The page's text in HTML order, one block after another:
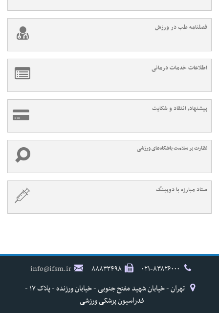
فصلنامه طب در ورزش
اطلاعات خدمات درمانی
پیشنهاد، انتقاد و شکایت
نظارت بر سلامت باشگاه‌های ورزشی
ستاد مبارزه با دوپینگ
۸۸۸۳۳۴۹۸
info@ifsm.ir
تهران - خیابان شهید مفتح جنوبی - خیابان ورزنده - پلاک ۱۷ -
فدراسیون پزشکی ورزشی